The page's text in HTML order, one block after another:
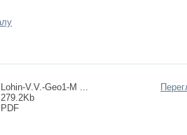
Lohin-V.V.-Geo1-M ...
279.2Kb
PDF